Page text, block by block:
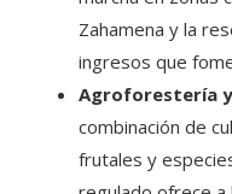
Zahamena y la
ingresos que
Agroforestería
combinación de
frutales y